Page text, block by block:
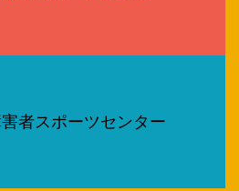
者スポーツセンター